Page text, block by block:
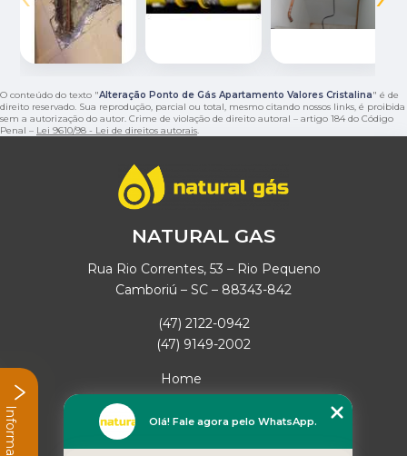
O conteúdo do texto "Alteração Ponto de Gás Apartamento Valores Cristalina" é de
direito reservado. Sua reprodução, parcial ou total, mesmo citando nossos links, é proibida
sem a autorização do autor. Crime de violação de direito autoral – artigo 184 do Código
Penal – Lei 9610/98 - Lei de direitos autorais.
NATURAL GAS
Rua Rio Correntes, 53 – Rio Pequeno
Camboriú – SC – 88343-842
(47) 2122-0942
(47) 9149-2002
Home
Empresa
Missão
Olá! Fale agora pelo WhatsApp.